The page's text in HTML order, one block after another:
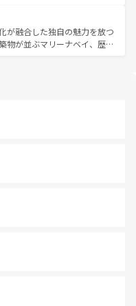
、どの季節にも異なる楽しみ
タイの人々、仏教を中心とし
源が、訪れる旅人を魅了し続
ず。観光スポットが密集し
回れるのも魅力。息をのむよ
で、香港を存分に楽しみ尽く
が融合した独自の魅力を放つ
物が並ぶマリーナベイ、歴史
楽しめる外せないスポット